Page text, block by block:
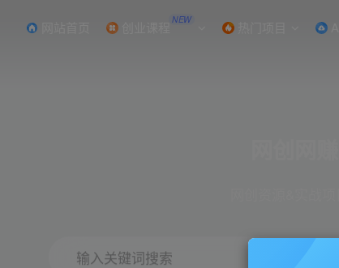
创业课程 NEW 热门项目
输入关键词搜索